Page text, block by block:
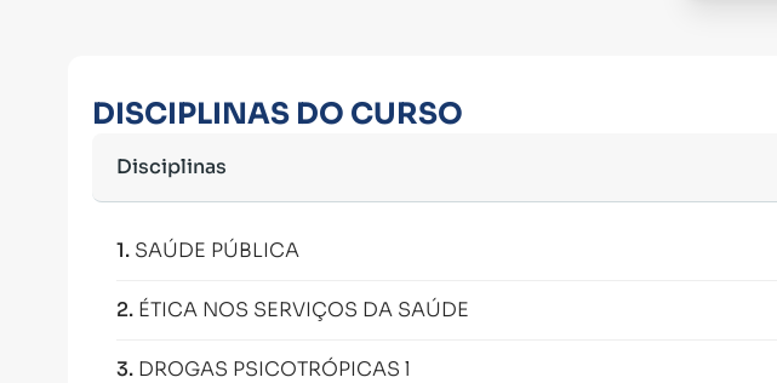
DISCIPLINAS DO CURSO
Disciplinas
1. SAÚDE PÚBLICA
2. ÉTICA NOS SERVIÇOS DA SAÚDE
3. DROGAS PSICOTRÓPICAS l